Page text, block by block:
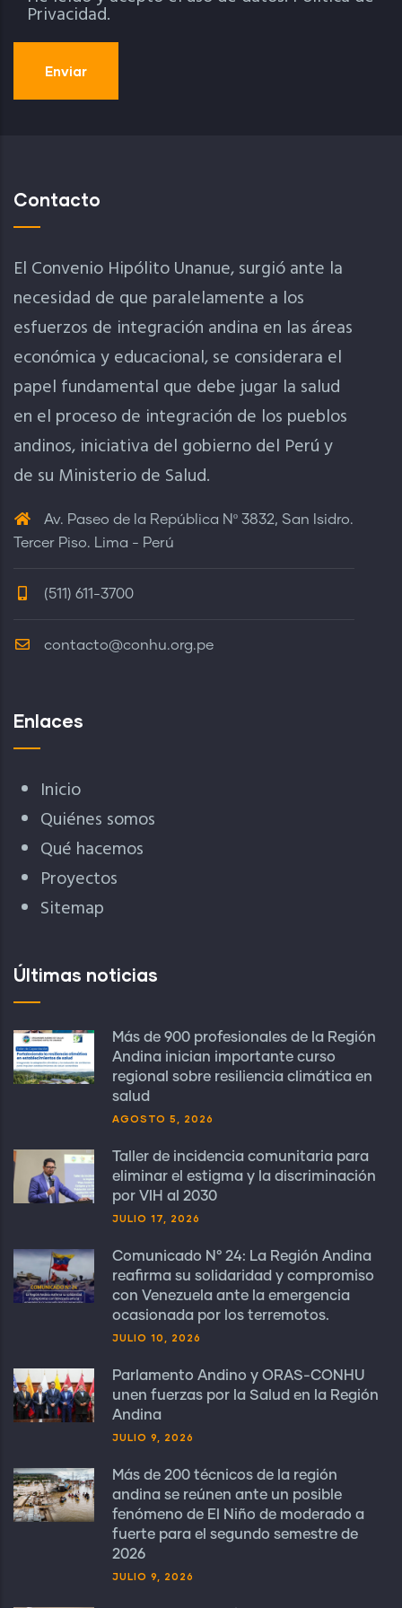
Privacidad.
Contacto
El Convenio Hipólito Unanue, surgió ante la
necesidad de que paralelamente a los
esfuerzos de integración andina en las áreas
económica y educacional, se considerara el
papel fundamental que debe jugar la salud
en el proceso de integración de los pueblos
andinos, iniciativa del gobierno del Perú y
de su Ministerio de Salud.
Av. Paseo de la República Nº 3832, San Isidro.
Tercer Piso. Lima - Perú
(511) 611-3700
contacto@conhu.org.pe
Enlaces
Inicio
Quiénes somos
Qué hacemos
Proyectos
Sitemap
Últimas noticias
Más de 900 profesionales de la Región
Andina inician importante curso
regional sobre resiliencia climática en
salud
AGOSTO 5, 2026
Taller de incidencia comunitaria para
eliminar el estigma y la discriminación
por VIH al 2030
JULIO 17, 2026
Comunicado N° 24: La Región Andina
reafirma su solidaridad y compromiso
con Venezuela ante la emergencia
ocasionada por los terremotos.
JULIO 10, 2026
Parlamento Andino y ORAS-CONHU
unen fuerzas por la Salud en la Región
Andina
JULIO 9, 2026
Más de 200 técnicos de la región
andina se reúnen ante un posible
fenómeno de El Niño de moderado a
fuerte para el segundo semestre de
2026
JULIO 9, 2026